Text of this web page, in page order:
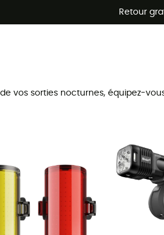
Retour
Promos d'été 🔥 -5 %
vos sorties nocturnes, équipez-